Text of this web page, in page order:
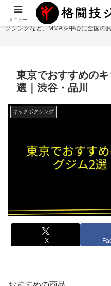
格闘技ジムまとめ
では総合格闘技・
クシングなど、MMAを中心に全国の
東京でおすすめの
選｜渋谷・品川
キックボクシング
X
メニュー